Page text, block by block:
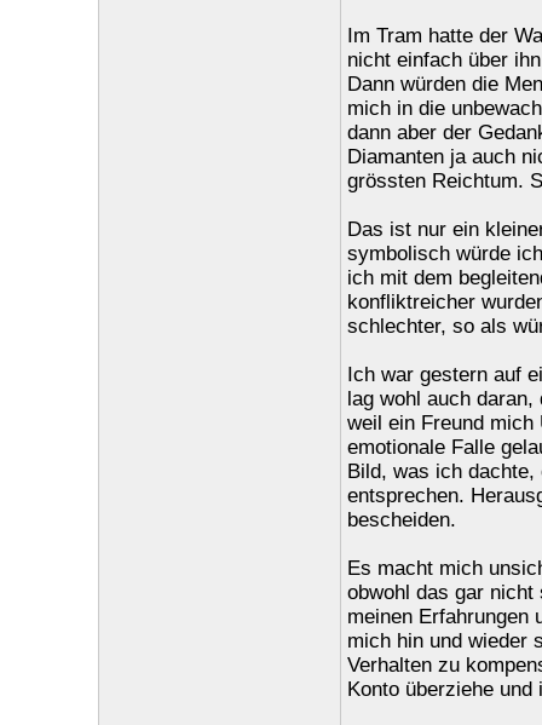
Im Tram hatte der
nicht einfach über
Dann würden die
mich in die
dann aber der
Diamanten ja auch
grössten Reichtum.
Das ist nur ein
symbolisch würde
ich mit dem
konfliktreicher
schlechter, so als
Ich war gestern auf
lag wohl auch
weil ein Freund mich
emotionale Falle
Bild, was ich dachte,
entsprechen.
bescheiden.
Es macht mich
obwohl das gar
meinen Erfahrungen
mich hin und wieder
Verhalten zu
Konto überziehe